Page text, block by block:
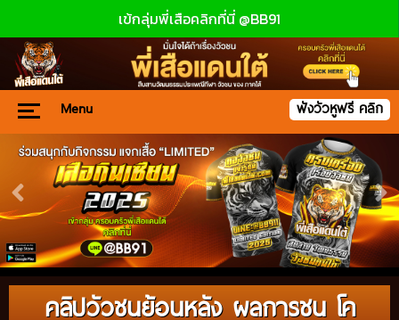
เข้กลุ่มพี่เสือคลิกที่นี่ @BB91
Menu ฟังวัวหูฟรี คลิก
คลิปวัวชนย้อนหลัง ผลการชน โค